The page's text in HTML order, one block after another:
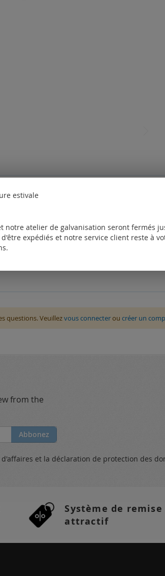
questions. Veuillezvous connecterou créer un
from the
Abbonez
d'affaires et la déclaration de protection des
Système de remise
attractif
estivale
notre atelier de galvanisation seront fermés
expédiés et notre service client reste à